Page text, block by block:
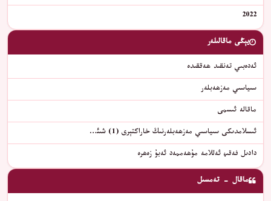
2022
يېڭى ماقالىلەر
ئەدەبىي تەنقىد ھەققىدە
سىياسىي مەزھەبلەر
ماقالە ئىسمى
ئىسلامدىكى سىياسىي مەزھەبلەرنىڭ خاراكتېرى (1) شىئ…
دادىل فەقىھ ئەللامە مۇھەممەد ئەبۇ زەھرە
ماقال - تەمسىل